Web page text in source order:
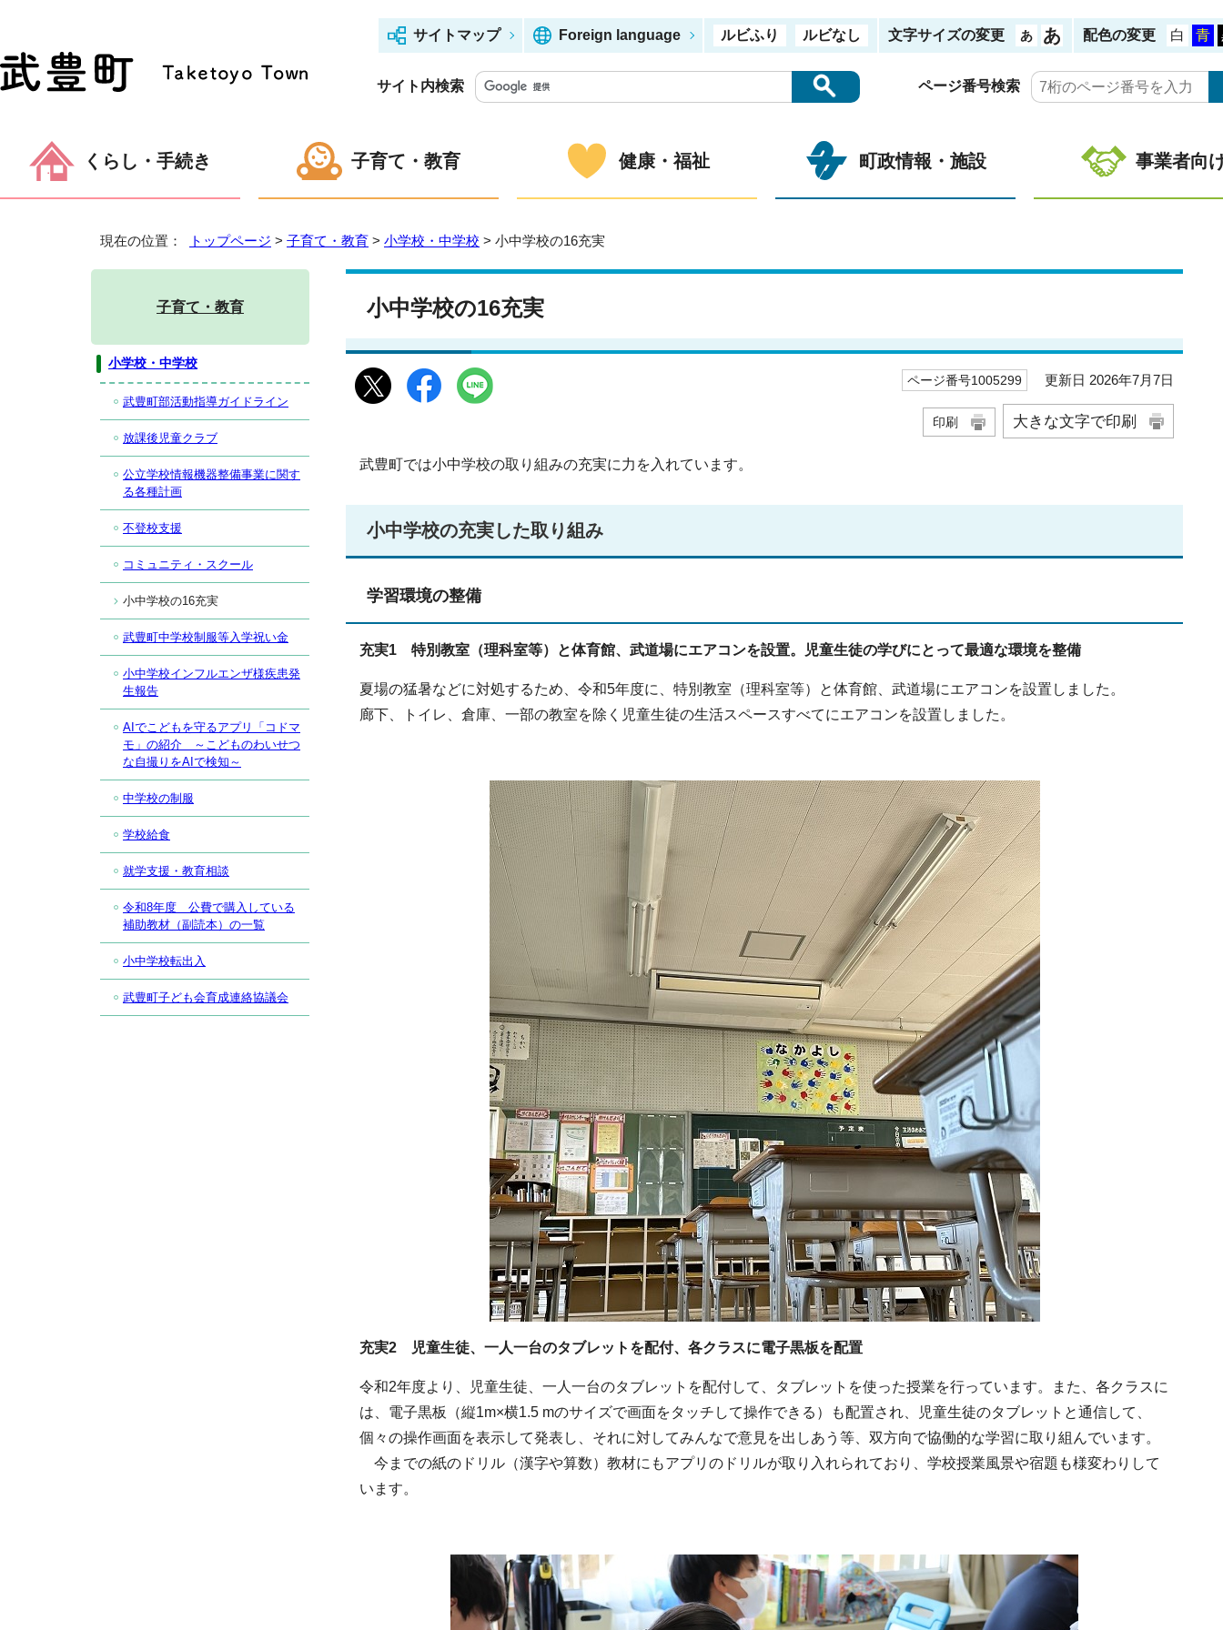
サイトマップ Foreign language ルビふり ルビなし 文字サイズの変更 配色の変更
サイト内検索 ページ番号検索
くらし・手続き 子育て・教育 健康・福祉 町政情報・施設 事業者向
現在の位置： トップページ > 子育て・教育 > 小学校・中学校 > 小中学校の16充実
小中学校の16充実
ページ番号1005299 更新日 2026年7月7日
印刷 大きな文字で印刷
武豊町では小中学校の取り組みの充実に力を入れています。
小中学校の充実した取り組み
学習環境の整備
充実1 特別教室（理科室等）と体育館、武道場にエアコンを設置。児童生徒の学びにとって最適な環境を整備
夏場の猛暑などに対処するため、令和5年度に、特別教室（理科室等）と体育館、武道場にエアコンを設置しました。
廊下、トイレ、倉庫、一部の教室を除く児童生徒の生活スペースすべてにエアコンを設置しました。
充実2 児童生徒、一人一台のタブレットを配付、各クラスに電子黒板を配置
令和2年度より、児童生徒、一人一台のタブレットを配付して、タブレットを使った授業を行っています。また、各クラスに
は、電子黒板（縦1m×横1.5 mのサイズで画面をタッチして操作できる）も配置され、児童生徒のタブレットと通信して、
個々の操作画面を表示して発表し、それに対してみんなで意見を出しあう等、双方向で協働的な学習に取り組んでいます。
今までの紙のドリル（漢字や算数）教材にもアプリのドリルが取り入れられており、学校授業風景や宿題も様変わりして
います。
子育て・教育
小学校・中学校
武豊町部活動指導ガイドライン
放課後児童クラブ
公立学校情報機器整備事業に関す
る各種計画
不登校支援
コミュニティ・スクール
小中学校の16充実
武豊町中学校制服等入学祝い金
小中学校インフルエンザ様疾患発
生報告
AIでこどもを守るアプリ「コドマ
モ」の紹介 ～こどものわいせつ
な自撮りをAIで検知～
中学校の制服
学校給食
就学支援・教育相談
令和8年度 公費で購入している
補助教材（副読本）の一覧
小中学校転出入
武豊町子ども会育成連絡協議会